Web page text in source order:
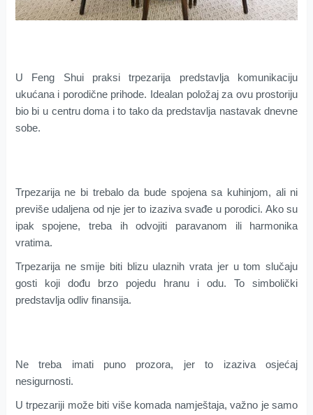
U Feng Shui praksi trpezarija predstavlja komunikaciju
ukućana i porodične prihode. Idealan položaj za ovu prostoriju
bio bi u centru doma i to tako da predstavlja nastavak dnevne
sobe.
Trpezarija ne bi trebalo da bude spojena sa kuhinjom, ali ni
previše udaljena od nje jer to izaziva svađe u porodici. Ako su
ipak spojene, treba ih odvojiti paravanom ili harmonika
vratima.
Trpezarija ne smije biti blizu ulaznih vrata jer u tom slučaju
gosti koji dođu brzo pojedu hranu i odu. To simbolički
predstavlja odliv finansija.
Ne treba imati puno prozora, jer to izaziva osjećaj
nesigurnosti.
U trpezariji može biti više komada namještaja, važno je samo